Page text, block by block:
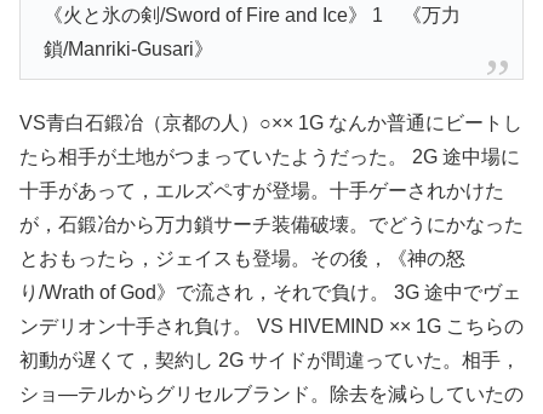
《火と氷の剣/Sword of Fire and Ice》 1 《万力
鎖/Manriki-Gusari》
VS青白石鍛冶（京都の人）○×× 1G なんか普通にビートし
たら相手が土地がつまっていたようだった。 2G 途中場に
十手があって，エルズペすが登場。十手ゲーされかけた
が，石鍛冶から万力鎖サーチ装備破壊。でどうにかなった
とおもったら，ジェイスも登場。その後，《神の怒
り/Wrath of God》で流され，それで負け。 3G 途中でヴェ
ンデリオン十手され負け。 VS HIVEMIND ×× 1G こちらの
初動が遅くて，契約し 2G サイドが間違っていた。相手，
ショ―テルからグリセルブランド。除去を減らしていたの